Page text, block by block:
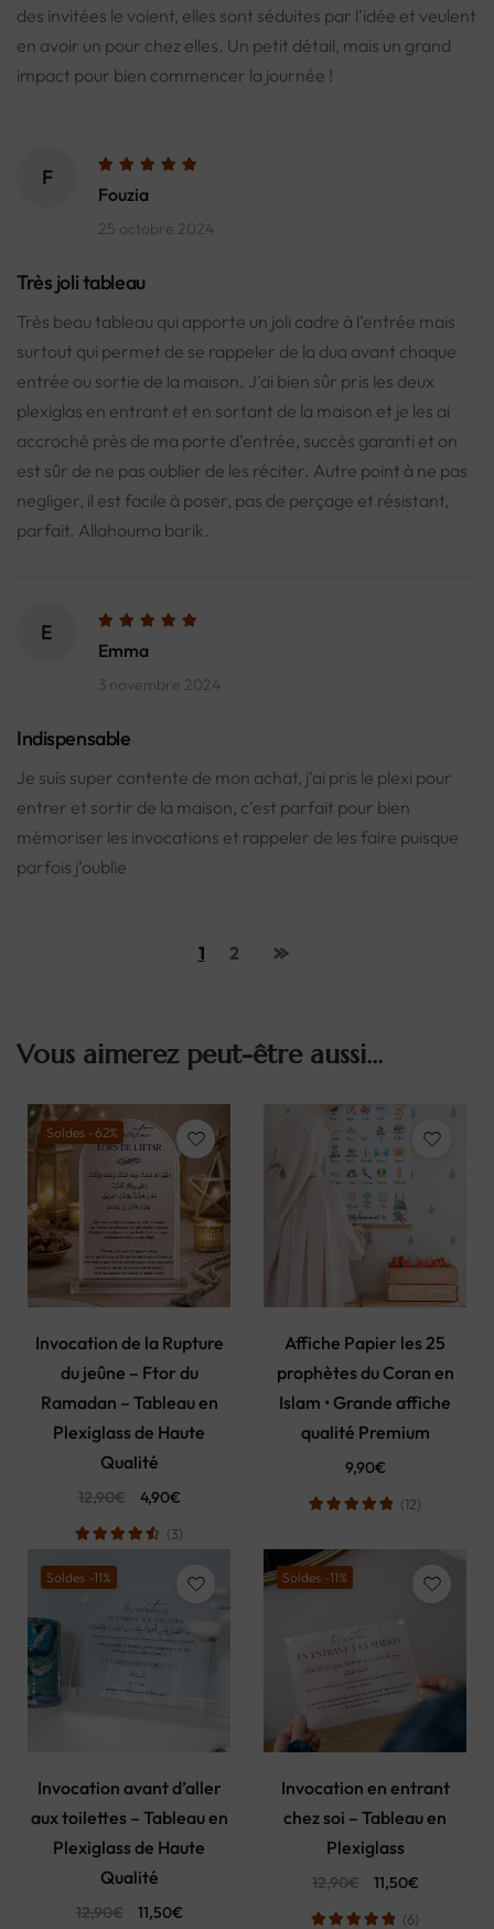
des invitées le voient, elles sont séduites par l’idée et veulent
en avoir un pour chez elles. Un petit détail, mais un grand
impact pour bien commencer la journée !
F
Fouzia
25 octobre 2024
Très joli tableau
Très beau tableau qui apporte un joli cadre à l’entrée mais
surtout qui permet de se rappeler de la dua avant chaque
entrée ou sortie de la maison. J’ai bien sûr pris les deux
plexiglas en entrant et en sortant de la maison et je les ai
accroché près de ma porte d’entrée, succès garanti et on
est sûr de ne pas oublier de les réciter. Autre point à ne pas
negliger, il est facile à poser, pas de perçage et résistant,
parfait. Allahouma barik.
E
Emma
3 novembre 2024
Indispensable
Je suis super contente de mon achat, j’ai pris le plexi pour
entrer et sortir de la maison, c’est parfait pour bien
mémoriser les invocations et rappeler de les faire puisque
parfois j’oublie
1 2
Vous aimerez peut-être aussi…
Soldes -62%
Invocation de la Rupture
du jeûne – Ftor du
Ramadan – Tableau en
Plexiglass de Haute
Qualité
12,90€ 4,90€
(3)
Affiche Papier les 25
prophètes du Coran en
Islam • Grande affiche
qualité Premium
9,90€
(12)
Soldes -11%
Invocation avant d’aller
aux toilettes – Tableau en
Plexiglass de Haute
Qualité
12,90€ 11,50€
Soldes -11%
Invocation en entrant
chez soi – Tableau en
Plexiglass
12,90€ 11,50€
(6)